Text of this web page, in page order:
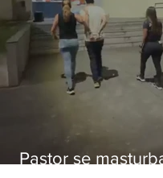
Pastor se